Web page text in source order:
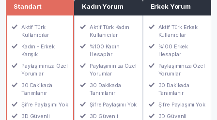
Standart
Aktif Türk
Kullanıcılar
Kadın - Erkek
Karışık
Paylaşımınıza Özel
Yorumlar
30 Dakikada
Tanımlanır
Şifre Paylaşımı Yok
3D Güvenli
Kadın Yorum
Aktif Türk Kadın
Kullanıcılar
%100 Kadın
Hesaplar
Paylaşımınıza Özel
Yorumlar
30 Dakikada
Tanımlanır
Şifre Paylaşımı Yok
3D Güvenli
Erkek Yorum
Aktif Türk Erkek
Kullanıcılar
%100 Erkek
Hesaplar
Paylaşımınıza Özel
Yorumlar
30 Dakikada
Tanımlanır
Şifre Paylaşımı Yok
3D Güvenli